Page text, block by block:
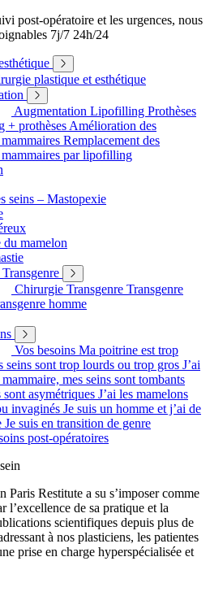
post-opératoire et les urgences, nous
7j/7 24h/24
plastique et esthétique
Augmentation Lipofilling Prothèses
+ prothèses Amélioration des
Remplacement des
mammaires par lipofilling
seins – Mastopexie
mamelon
Chirurgie Transgenre Transgenre
homme
Vos besoins Ma poitrine est trop
seins sont trop lourds ou trop gros J’ai
mes seins sont tombants
sont asymétriques J’ai les mamelons
invaginés Je suis un homme et j’ai de
Je suis en transition de genre
post-opératoires
Paris Restitute a su s’imposer comme
l’excellence de sa pratique et la
scientifiques depuis plus de
à nos plasticiens, les patientes
prise en charge hyperspécialisée et